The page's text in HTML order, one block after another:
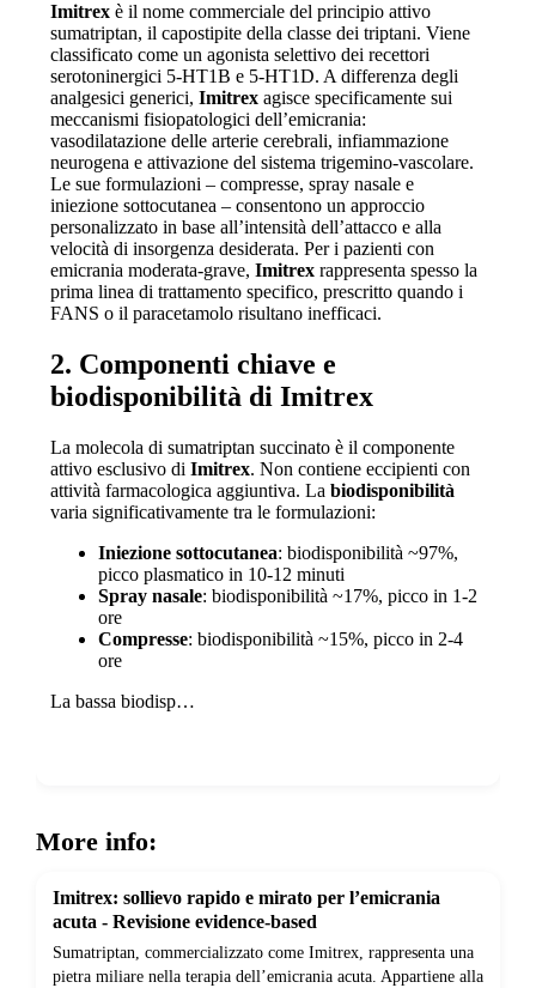
Imitrexè il nome commerciale del principio attivo
sumatriptan, il capostipite della classe dei triptani. Viene
classificato come un agonista selettivo dei recettori
serotoninergici 5-HT1B e 5-HT1D. A differenza degli
analgesici generici, Imitrexagisce specificamente sui
meccanismi fisiopatologici dell’emicrania:
vasodilatazione delle arterie cerebrali, infiammazione
neurogena e attivazione del sistema trigemino-vascolare.
Le sue formulazioni – compresse, spray nasale e
iniezione sottocutanea – consentono un approccio
personalizzato in base all’intensità dell’attacco e alla
velocità di insorgenza desiderata. Per i pazienti con
emicrania moderata-grave, Imitrexrappresenta spesso la
prima linea di trattamento specifico, prescritto quando i
FANS o il paracetamolo risultano inefficaci.
2. Componenti chiave e
biodisponibilità di Imitrex
La molecola di sumatriptan succinato è il componente
attivo esclusivo di Imitrex. Non contiene eccipienti con
attività farmacologica aggiuntiva. La biodisponibilità
varia significativamente tra le formulazioni:
Iniezione sottocutanea: biodisponibilità ~97%,
picco plasmatico in 10-12 minuti
Spray nasale: biodisponibilità ~17%, picco in 1-2
ore
Compresse: biodisponibilità ~15%, picco in 2-4
ore
La bassa biodisp…
More info:
Imitrex: sollievo rapido e mirato per l’emicrania
acuta - Revisione evidence-based
Sumatriptan, commercializzato come Imitrex, rappresenta una
pietra miliare nella terapia dell’emicrania acuta. Appartiene alla